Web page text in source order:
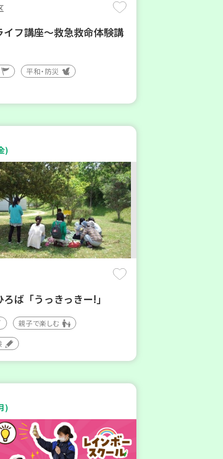
イフ講座～救急救命体験講
平和・防災
)
ば「うっきっきー!」
親子で楽しむ
)